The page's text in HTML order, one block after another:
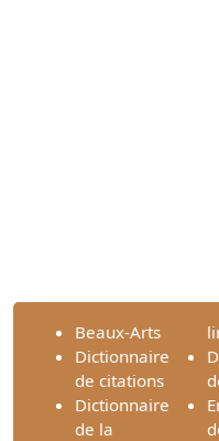
Beaux-Arts
Dictionnaire
de citations
Dictionnaire
de la